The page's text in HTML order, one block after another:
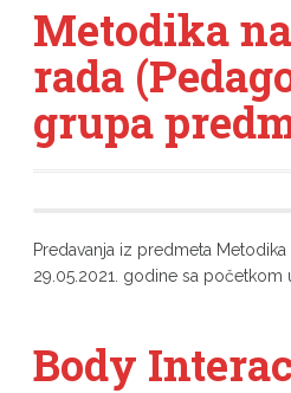
Metodika
rada
grupa
Predavanja iz predmeta
29.05.2021. godine sa početkom
Body